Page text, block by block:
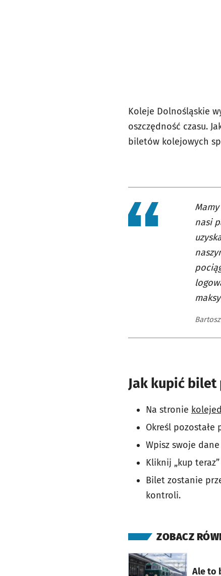
Koleje Dolnośląskie
oszczędność czasu.
biletów kolejowych
nasi
Jak kupić
Na stronie
Określ
Wpisz swoje
Kliknij „kup
Bilet zostanie
kontroli.
ZOBACZ
Ale to
otworzy się w nowej